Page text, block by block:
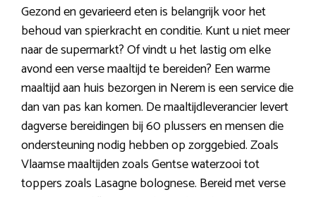
Gezond en gevarieerd eten is belangrijk voor het
behoud van spierkracht en conditie. Kunt u niet meer
naar de supermarkt? Of vindt u het lastig om elke
avond een verse maaltijd te bereiden? Een warme
maaltijd aan huis bezorgen in Nerem is een service die
dan van pas kan komen. De maaltijdleverancier levert
dagverse bereidingen bij 60 plussers en mensen die
ondersteuning nodig hebben op zorggebied. Zoals
Vlaamse maaltijden zoals Gentse waterzooi tot
toppers zoals Lasagne bolognese. Bereid met verse